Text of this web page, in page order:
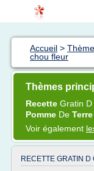
Accueil >
chou fleur
Thèmes
Recette Gratin D
Pomme De Terre
Voir également
RECETTE GRATIN